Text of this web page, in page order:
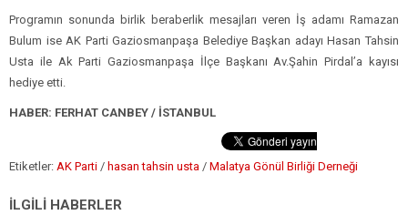
Programın sonunda birlik beraberlik mesajları veren İş adamı Ramazan
Bulum ise AK Parti Gaziosmanpaşa Belediye Başkan adayı Hasan Tahsin
Usta ile Ak Parti Gaziosmanpaşa İlçe Başkanı Av.Şahin Pirdal’a kayısı
hediye etti.
HABER: FERHAT CANBEY / İSTANBUL
Etiketler: AK Parti / hasan tahsin usta / Malatya Gönül Birliği Derneği
İLGİLİ HABERLER